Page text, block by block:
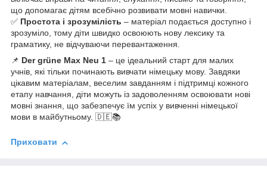
що допомагає дітям всебічно розвивати мовні навички.
✅ Простота і зрозумілість – матеріал подається доступно і
зрозуміло, тому діти швидко освоюють нову лексику та
граматику, не відчуваючи перевантаження.
📌 Der grüne Max Neu 1 – це ідеальний старт для малих
учнів, які тільки починають вивчати німецьку мову. Завдяки
цікавим матеріалам, веселим завданням і підтримці кожного
етапу навчання, діти можуть із задоволенням освоювати нові
мовні знання, що забезпечує їм успіх у вивченні німецької
мови в майбутньому. 🇩🇪📚
Приховати